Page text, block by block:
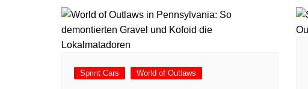
Sprint Cars World of Outlaws